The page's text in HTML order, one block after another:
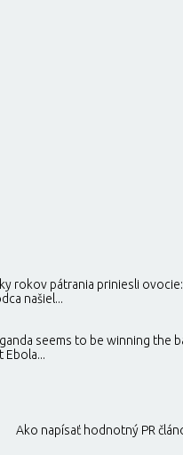
rokov pátrania priniesli ovocie:
našiel...
seems to be winning the
Ebola...
Ako napísať hodnotný PR